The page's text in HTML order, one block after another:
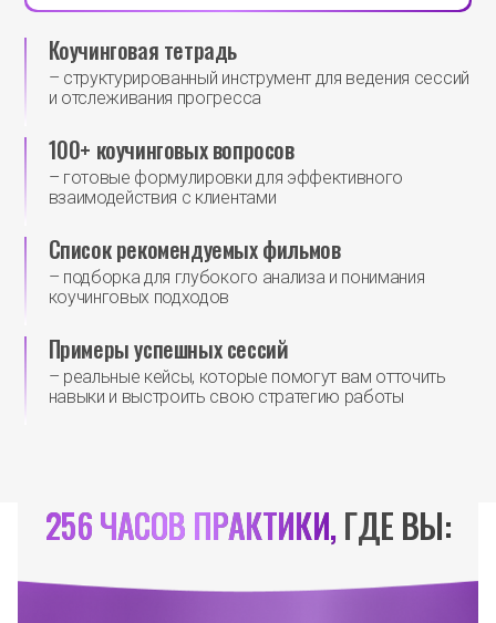
Коучинговая тетрадь
– структурированный инструмент для ведения сессий
и отслеживания прогресса
100+ коучинговых вопросов
– готовые формулировки для эффективного
взаимодействия с клиентами
Список рекомендуемых фильмов
– подборка для глубокого анализа и понимания
коучинговых подходов
Примеры успешных сессий
– реальные кейсы, которые помогут вам отточить
навыки и выстроить свою стратегию работы
256 ЧАСОВ ПРАКТИКИ, ГДЕ ВЫ: